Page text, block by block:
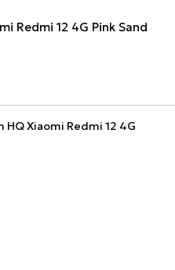
Redmi 12 4G Pink Sand